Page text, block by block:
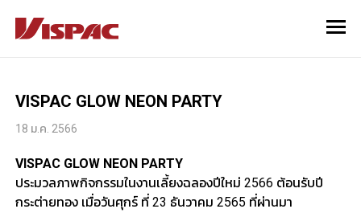
VISPAC GLOW NEON PARTY
18 ม.ค. 2566
VISPAC GLOW NEON PARTY
ประมวลภาพกิจกรรมในงานเลี้ยงฉลองปีใหม่ 2566 ต้อนรับปี
กระต่ายทอง เมื่อวันศุกร์ ที่ 23 ธันวาคม 2565 ที่ผ่านมา